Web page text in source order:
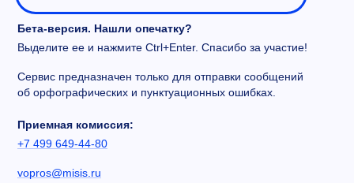
Бета-версия. Нашли опечатку?
Выделите ее и нажмите Ctrl+Enter. Спасибо за участие!
Сервис предназначен только для отправки сообщений
об орфографических и пунктуационных ошибках.
Приемная комиссия:
+7 499 649-44-80
vopros@misis.ru